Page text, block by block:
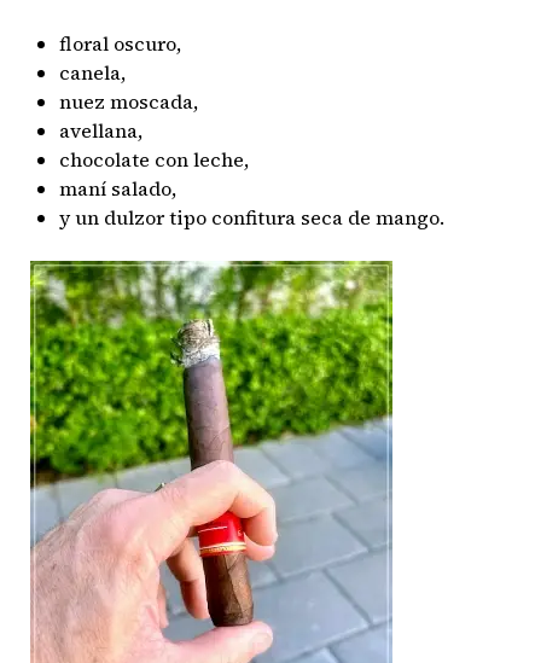
floral oscuro,
canela,
nuez moscada,
avellana,
chocolate con leche,
maní salado,
y un dulzor tipo confitura seca de mango.